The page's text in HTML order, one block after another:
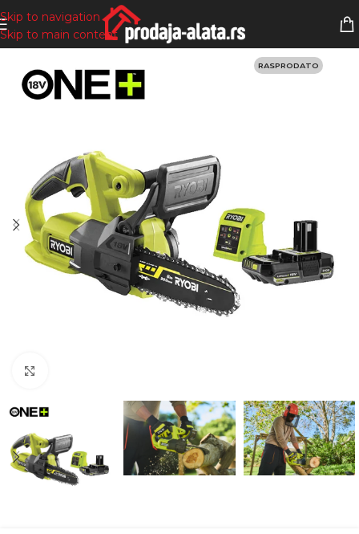
Skip to navigation
Skip to main content
RASPRODATO